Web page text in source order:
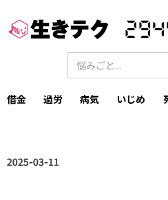
借金 過労 病気 いじめ
2025-03-11